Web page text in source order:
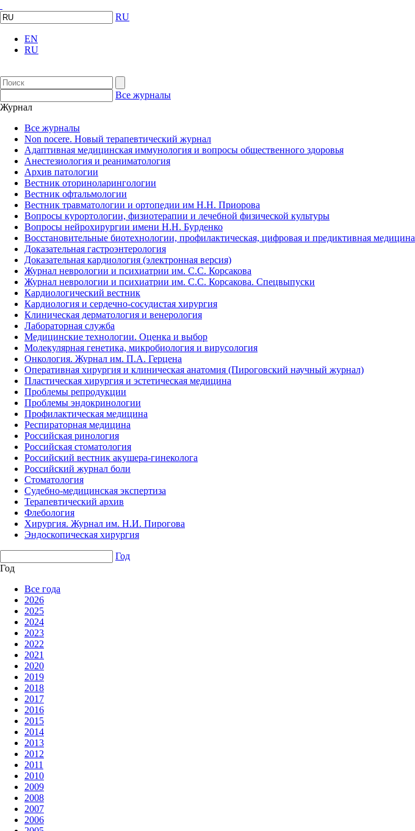
RU
EN
RU
Все журналы
Журнал
Все журналы
Non nocere. Новый терапевтический журнал
Адаптивная медицинская иммунология и вопросы общественного здоровья
Анестезиология и реаниматология
Архив патологии
Вестник оториноларингологии
Вестник офтальмологии
Вестник травматологии и ортопедии им Н.Н. Приорова
Вопросы курортологии, физиотерапии и лечебной физической культуры
Вопросы нейрохирургии имени Н.Н. Бурденко
Восстановительные биотехнологии, профилактическая, цифровая и предиктивная медицина
Доказательная гастроэнтерология
Доказательная кардиология (электронная версия)
Журнал неврологии и психиатрии им. С.С. Корсакова
Журнал неврологии и психиатрии им. С.С. Корсакова. Спецвыпуски
Кардиологический вестник
Кардиология и сердечно-сосудистая хирургия
Клиническая дерматология и венерология
Лабораторная служба
Медицинские технологии. Оценка и выбор
Молекулярная генетика, микробиология и вирусология
Онкология. Журнал им. П.А. Герцена
Оперативная хирургия и клиническая анатомия (Пироговский научный журнал)
Пластическая хирургия и эстетическая медицина
Проблемы репродукции
Проблемы эндокринологии
Профилактическая медицина
Респираторная медицина
Российская ринология
Российская стоматология
Российский вестник акушера-гинеколога
Российский журнал боли
Стоматология
Судебно-медицинская экспертиза
Терапевтический архив
Флебология
Хирургия. Журнал им. Н.И. Пирогова
Эндоскопическая хирургия
Год
Год
Все года
2026
2025
2024
2023
2022
2021
2020
2019
2018
2017
2016
2015
2014
2013
2012
2011
2010
2009
2008
2007
2006